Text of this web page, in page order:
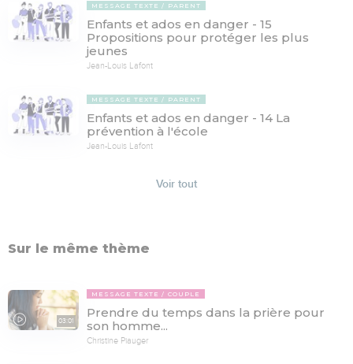
MESSAGE TEXTE PARENT
Enfants et ados en danger - 15
Propositions pour protéger les plus
jeunes
Jean-Louis Lafont
MESSAGE TEXTE PARENT
Enfants et ados en danger - 14 La
prévention à l'école
Jean-Louis Lafont
Voir tout
Sur le même thème
03:01
MESSAGE TEXTE COUPLE
Prendre du temps dans la prière pour
son homme...
Christine Piauger